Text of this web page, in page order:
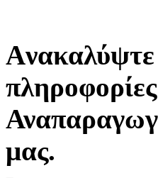
Aνακαλύψτε
μας.